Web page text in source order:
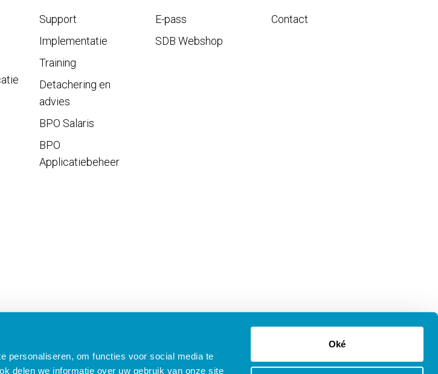
personaliseren, om functies voor social media te
delen we informatie over uw gebruik van onze site
Oké
Support
Implementatie
Training
Detachering en
advies
BPO Salaris
BPO
Applicatiebeheer
E-pass
SDB Webshop
Contact